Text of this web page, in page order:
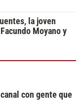
la joven
Moyano y
con gente que